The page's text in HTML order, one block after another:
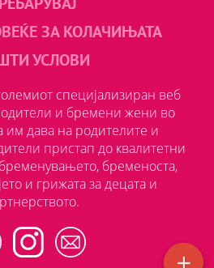
ЗА КОЛАЧИЊАТА
УСЛОВИ
специјализиран веб
и бремени жени во
им дава на родителите и
пристап до квалитетни
бременоста,
и грижата за децата и